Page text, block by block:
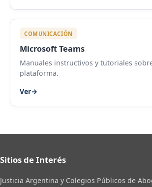
COMUNICACIÓN
Microsoft Teams
Manuales instructivos y tutoriales
plataforma.
Ver→
Sitios de Interés
Justicia Argentina y Colegios Públicos de